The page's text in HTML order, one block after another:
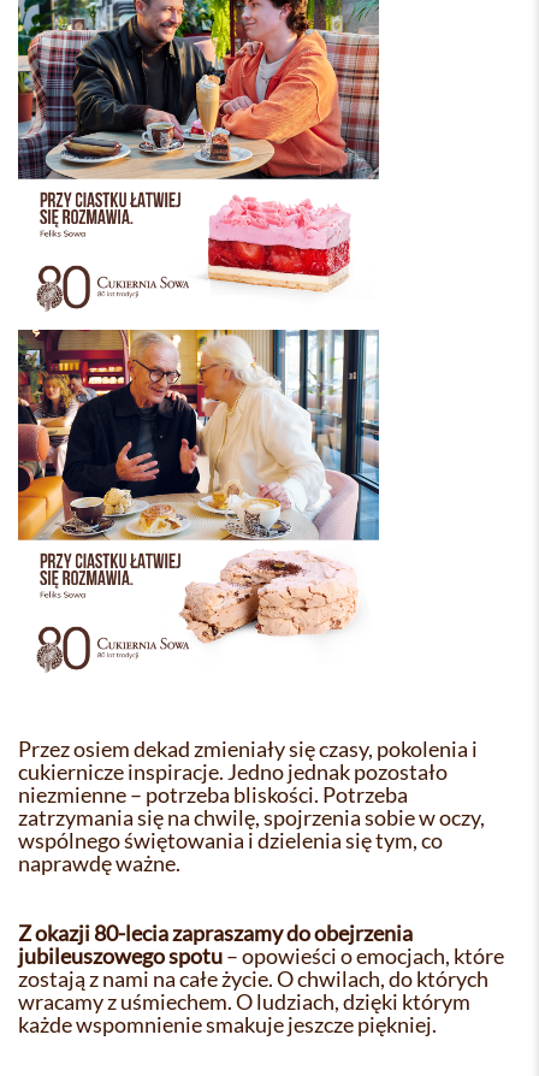
Przez osiem dekad zmieniały się czasy, pokolenia i
cukiernicze inspiracje. Jedno jednak pozostało
niezmienne – potrzeba bliskości. Potrzeba
zatrzymania się na chwilę, spojrzenia sobie w oczy,
wspólnego świętowania i dzielenia się tym, co
naprawdę ważne.
Z okazji 80-lecia zapraszamy do obejrzenia
jubileuszowego spotu– opowieści o emocjach, które
zostają z nami na całe życie. O chwilach, do których
wracamy z uśmiechem. O ludziach, dzięki którym
każde wspomnienie smakuje jeszcze piękniej.